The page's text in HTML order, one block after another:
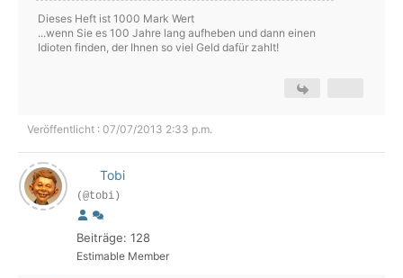
Dieses Heft ist 1000 Mark Wert
...wenn Sie es 100 Jahre lang aufheben und dann einen
Idioten finden, der Ihnen so viel Geld dafür zahlt!
Veröffentlicht : 07/07/2013 2:33 p.m.
Tobi
(@tobi)
Beiträge: 128
Estimable Member